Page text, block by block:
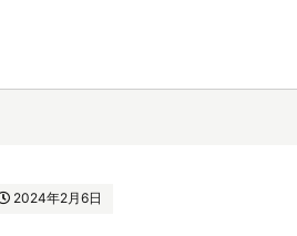
2024年2月6日